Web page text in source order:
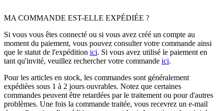
MA COMMANDE EST-ELLE EXPÉDIÉE ?
Si vous vous êtes connecté ou si vous avez créé un compte au
moment du paiement, vous pouvez consulter votre commande ainsi
que le statut de l'expédition ici. Si vous avez utilisé le paiement en
tant qu'invité, veuillez rechercher votre commande ici.
Pour les articles en stock, les commandes sont généralement
expédiées sous 1 à 2 jours ouvrables. Notez que certaines
commandes peuvent être retardées par le traitement ou pour d'autres
problèmes. Une fois la commande traitée, vous recevrez un e-mail